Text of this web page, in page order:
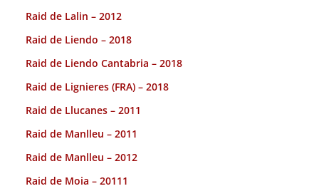
Raid de Lalin – 2012
Raid de Liendo – 2018
Raid de Liendo Cantabria – 2018
Raid de Lignieres (FRA) – 2018
Raid de Llucanes – 2011
Raid de Manlleu – 2011
Raid de Manlleu – 2012
Raid de Moia – 20111